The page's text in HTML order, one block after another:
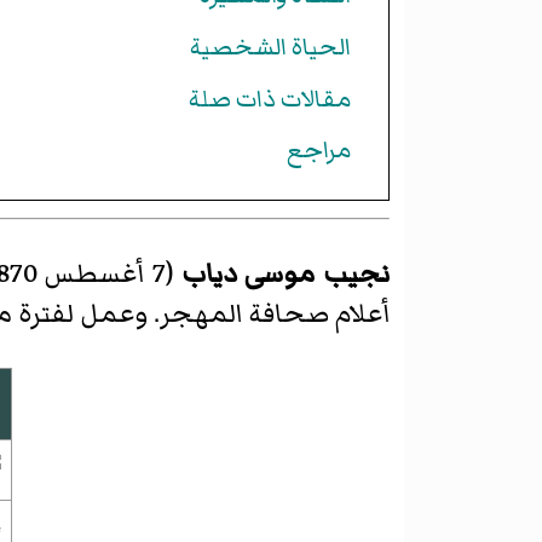
الحياة الشخصية
مقالات ذات صلة
مراجع
نجيب موسى دياب
أعلام صحافة المهجر. وعمل لفترة